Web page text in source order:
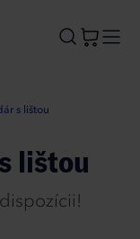
s lištou
lištou